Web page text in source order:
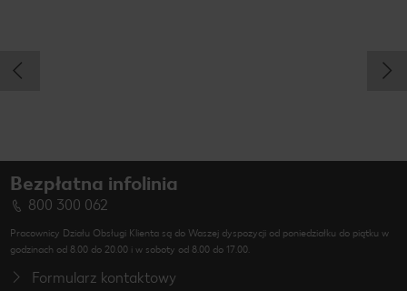
Bezpłatna infolinia
800 300 062
Pracownicy Działu Obsługi Klienta są do Waszej dyspozycji od poniedziałku do piątku w
godzinach od 8.00 do 20.00 i w soboty od 8.00 do 17.00.
Formularz kontaktowy